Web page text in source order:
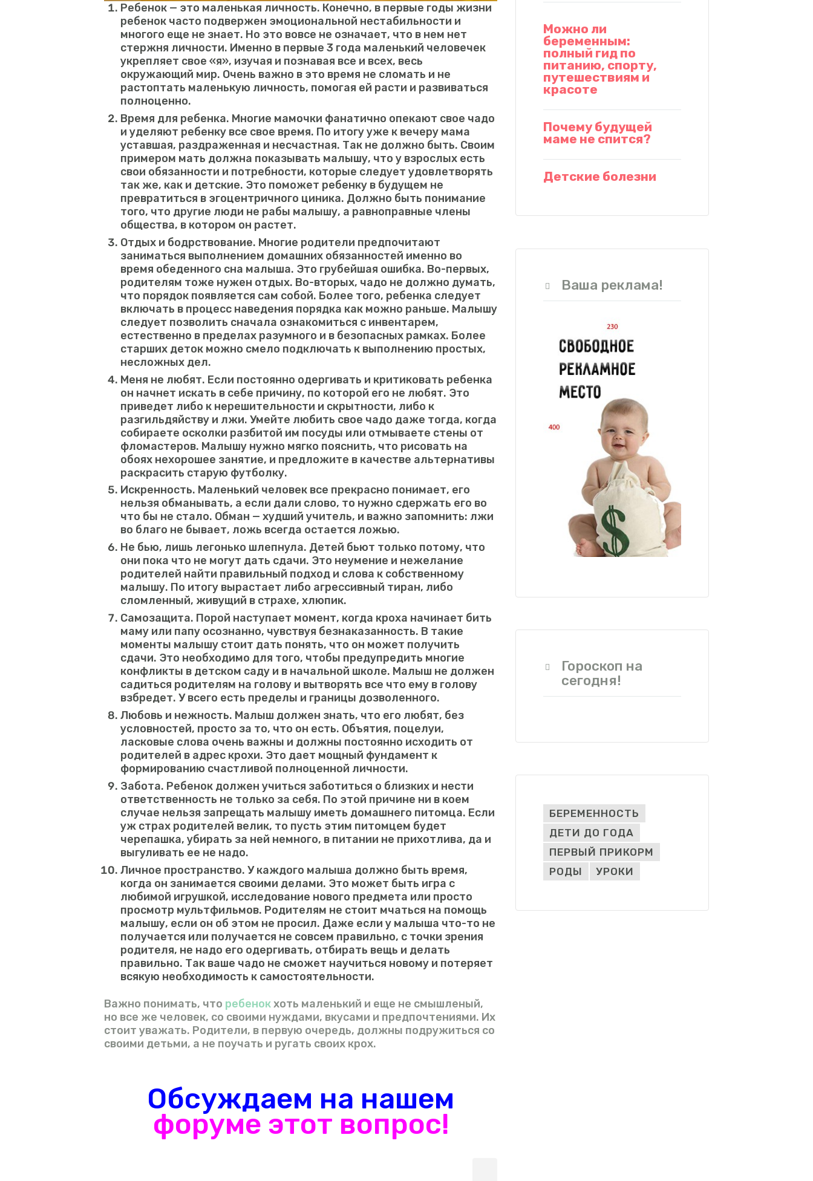
Ребенок — это маленькая личность. Конечно, в первые годы жизни
ребенок часто подвержен эмоциональной нестабильности и
многого еще не знает. Но это вовсе не означает, что в нем нет
стержня личности. Именно в первые 3 года маленький человечек
укрепляет свое «я», изучая и познавая все и всех, весь
окружающий мир. Очень важно в это время не сломать и не
растоптать маленькую личность, помогая ей расти и развиваться
полноценно.
Время для ребенка. Многие мамочки фанатично опекают свое чадо
и уделяют ребенку все свое время. По итогу уже к вечеру мама
уставшая, раздраженная и несчастная. Так не должно быть. Своим
примером мать должна показывать малышу, что у взрослых есть
свои обязанности и потребности, которые следует удовлетворять
так же, как и детские. Это поможет ребенку в будущем не
превратиться в эгоцентричного циника. Должно быть понимание
того, что другие люди не рабы малышу, а равноправные члены
общества, в котором он растет.
Отдых и бодрствование. Многие родители предпочитают
заниматься выполнением домашних обязанностей именно во
время обеденного сна малыша. Это грубейшая ошибка. Во-первых,
родителям тоже нужен отдых. Во-вторых, чадо не должно думать,
что порядок появляется сам собой. Более того, ребенка следует
включать в процесс наведения порядка как можно раньше. Малышу
следует позволить сначала ознакомиться с инвентарем,
естественно в пределах разумного и в безопасных рамках. Более
старших деток можно смело подключать к выполнению простых,
несложных дел.
Меня не любят. Если постоянно одергивать и критиковать ребенка
он начнет искать в себе причину, по которой его не любят. Это
приведет либо к нерешительности и скрытности, либо к
разгильдяйству и лжи. Умейте любить свое чадо даже тогда, когда
собираете осколки разбитой им посуды или отмываете стены от
фломастеров. Малышу нужно мягко пояснить, что рисовать на
обоях нехорошее занятие, и предложите в качестве альтернативы
раскрасить старую футболку.
Искренность. Маленький человек все прекрасно понимает, его
нельзя обманывать, а если дали слово, то нужно сдержать его во
что бы не стало. Обман — худший учитель, и важно запомнить: лжи
во благо не бывает, ложь всегда остается ложью.
Не бью, лишь легонько шлепнула. Детей бьют только потому, что
они пока что не могут дать сдачи. Это неумение и нежелание
родителей найти правильный подход и слова к собственному
малышу. По итогу вырастает либо агрессивный тиран, либо
сломленный, живущий в страхе, хлюпик.
Самозащита. Порой наступает момент, когда кроха начинает бить
маму или папу осознанно, чувствуя безнаказанность. В такие
моменты малышу стоит дать понять, что он может получить
сдачи. Это необходимо для того, чтобы предупредить многие
конфликты в детском саду и в начальной школе. Малыш не должен
садиться родителям на голову и вытворять все что ему в голову
взбредет. У всего есть пределы и границы дозволенного.
Любовь и нежность. Малыш должен знать, что его любят, без
условностей, просто за то, что он есть. Объятия, поцелуи,
ласковые слова очень важны и должны постоянно исходить от
родителей в адрес крохи. Это дает мощный фундамент к
формированию счастливой полноценной личности.
Забота. Ребенок должен учиться заботиться о близких и нести
ответственность не только за себя. По этой причине ни в коем
случае нельзя запрещать малышу иметь домашнего питомца. Если
уж страх родителей велик, то пусть этим питомцем будет
черепашка, убирать за ней немного, в питании не прихотлива, да и
выгуливать ее не надо.
Личное пространство. У каждого малыша должно быть время,
когда он занимается своими делами. Это может быть игра с
любимой игрушкой, исследование нового предмета или просто
просмотр мультфильмов. Родителям не стоит мчаться на помощь
малышу, если он об этом не просил. Даже если у малыша что-то не
получается или получается не совсем правильно, с точки зрения
родителя, не надо его одергивать, отбирать вещь и делать
правильно. Так ваше чадо не сможет научиться новому и потеряет
всякую необходимость к самостоятельности.
Важно понимать, что ребенокхоть маленький и еще не смышленый,
но все же человек, со своими нуждами, вкусами и предпочтениями. Их
стоит уважать. Родители, в первую очередь, должны подружиться со
своими детьми, а не поучать и ругать своих крох.
Обсуждаем на нашем
форуме этот вопрос!
Можно ли
беременным:
полный гид по
питанию, спорту,
путешествиям и
красоте
Почему будущей
маме не спится?
Детские болезни
Ваша реклама!
Гороскоп на
сегодня!
БЕРЕМЕННОСТЬ
ДЕТИ ДО ГОДА
ПЕРВЫЙ ПРИКОРМ
РОДЫ
УРОКИ